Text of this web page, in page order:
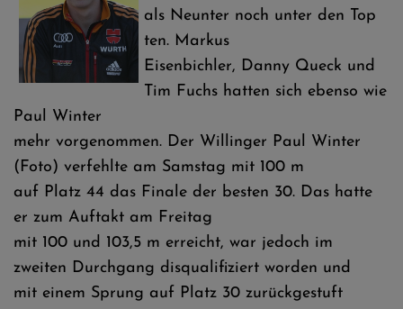
als Neunter noch unter den Top
ten. Markus
Eisenbichler, Danny Queck und
Tim Fuchs hatten sich ebenso wie
Paul Winter
mehr vorgenommen. Der Willinger Paul Winter
(Foto) verfehlte am Samstag mit 100 m
auf Platz 44 das Finale der besten 30. Das hatte
er zum Auftakt am Freitag
mit 100 und 103,5 m erreicht, war jedoch im
zweiten Durchgang disqualifiziert worden und
mit einem Sprung auf Platz 30 zurückgestuft